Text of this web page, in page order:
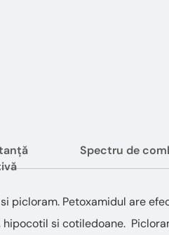
picloram. Petoxamidul are
si cotiledoane.
Spectru de